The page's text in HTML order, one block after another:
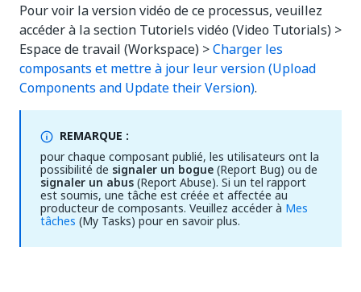
Pour voir la version vidéo de ce processus, veuillez
accéder à la section Tutoriels vidéo (Video Tutorials) >
Espace de travail (Workspace) >Charger les
composants et mettre à jour leur version (Upload
Components and Update their Version).
REMARQUE :
pour chaque composant publié, les utilisateurs ont la
possibilité de signaler un bogue(Report Bug) ou de
signaler un abus(Report Abuse). Si un tel rapport
est soumis, une tâche est créée et affectée au
producteur de composants. Veuillez accéder à Mes
tâches (My Tasks) pour en savoir plus.